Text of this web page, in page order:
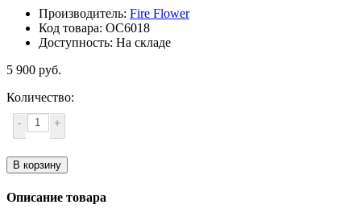
Производитель: Fire Flower
Код товара: ОС6018
Доступность: На складе
5 900 руб.
Количество:
- +
В корзину
Описание товара